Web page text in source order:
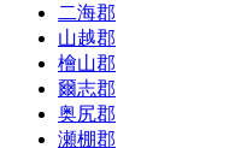
二海郡
山越郡
檜山郡
爾志郡
奥尻郡
瀬棚郡